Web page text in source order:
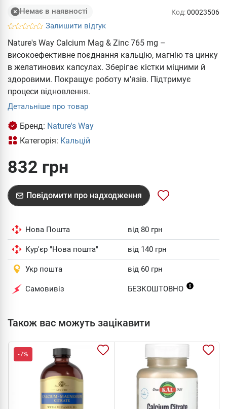
Немає в наявності
Залишити відгук
Код:00023506
Nature's Way Calcium Mag & Zinc 765 mg –
високоефективне поєднання кальцію, магнію та цинку
в желатинових капсулах. Зберігає кістки міцними й
здоровими. Покращує роботу м’язів. Підтримує
процеси відновлення.
Детальніше про товар
Бренд: Nature's Way
Категорія: Кальцій
832 грн
Повідомити про надходження
Нова Пошта від 80 грн
Кур'єр "Нова пошта" від 140 грн
Укр пошта від 60 грн
Самовивіз БЕЗКОШТОВНО
Також вас можуть зацікавити
-7%